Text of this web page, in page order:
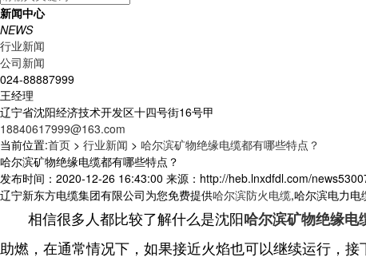
新闻中心
NEWS
行业新闻
公司新闻
024-88887999
王经理
辽宁省沈阳经济技术开发区十四号街16号甲
18840617999@163.com
当前位置:首页 > 行业新闻 > 哈尔滨矿物绝缘电缆都有哪些特点？
哈尔滨矿物绝缘电缆都有哪些特点？
发布时间：2020-12-26 16:43:00 来源：http://heb.lnxdfdl.com/
辽宁新东方电缆集团有限公司为您免费提供哈尔滨防火电缆,哈尔滨电力电
相信很多人都比较了解什么是沈阳哈尔滨矿物绝缘电
助燃，在通常情况下，如果接近火焰也可以继续运行，